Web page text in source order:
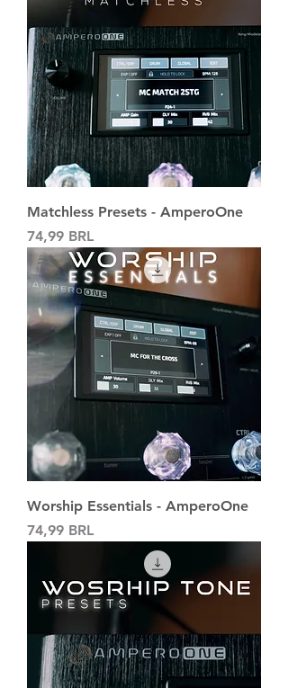
Matchless Presets - AmperoOne
Precio
74,99 BRL
Worship Essentials - AmperoOne
Precio
74,99 BRL